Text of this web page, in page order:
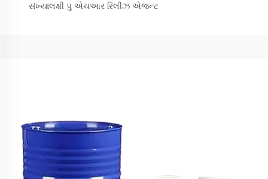
સંખ્યાલક્ષી પુ એચઆર રિલીઝ એજન્ટ